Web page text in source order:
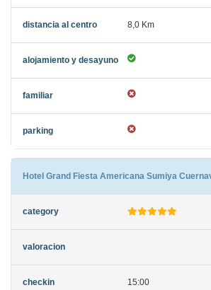
8,0 Km
Hotel Grand Fiesta Americana Sumiya
15:00